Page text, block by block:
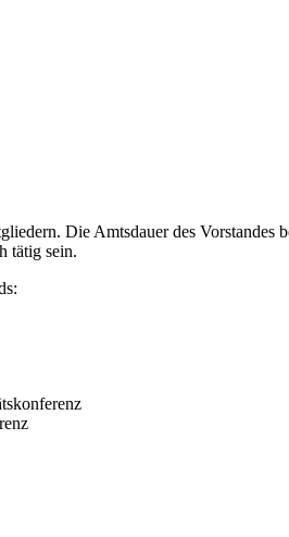
Die Amtsdauer des
tätig sein.